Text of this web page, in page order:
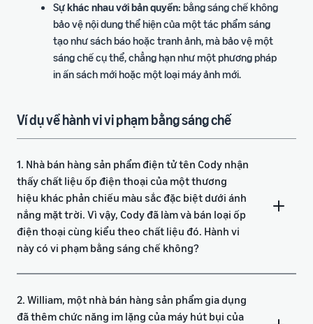
Sự khác nhau với bản quyền: bằng sáng chế không
bảo vệ nội dung thể hiện của một tác phẩm sáng
tạo như sách báo hoặc tranh ảnh, mà bảo vệ một
sáng chế cụ thể, chẳng hạn như một phương pháp
in ấn sách mới hoặc một loại máy ảnh mới.
Ví dụ về hành vi vi phạm bằng sáng chế
1. Nhà bán hàng sản phẩm điện tử tên Cody nhận
thấy chất liệu ốp điện thoại của một thương
hiệu khác phản chiếu màu sắc đặc biệt dưới ánh
nắng mặt trời. Vì vậy, Cody đã làm và bán loại ốp
điện thoại cùng kiểu theo chất liệu đó. Hành vi
này có vi phạm bằng sáng chế không?
2. William, một nhà bán hàng sản phẩm gia dụng
đã thêm chức năng im lặng của máy hút bụi của